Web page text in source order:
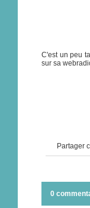
C'est un peu
sur sa
Partager
0